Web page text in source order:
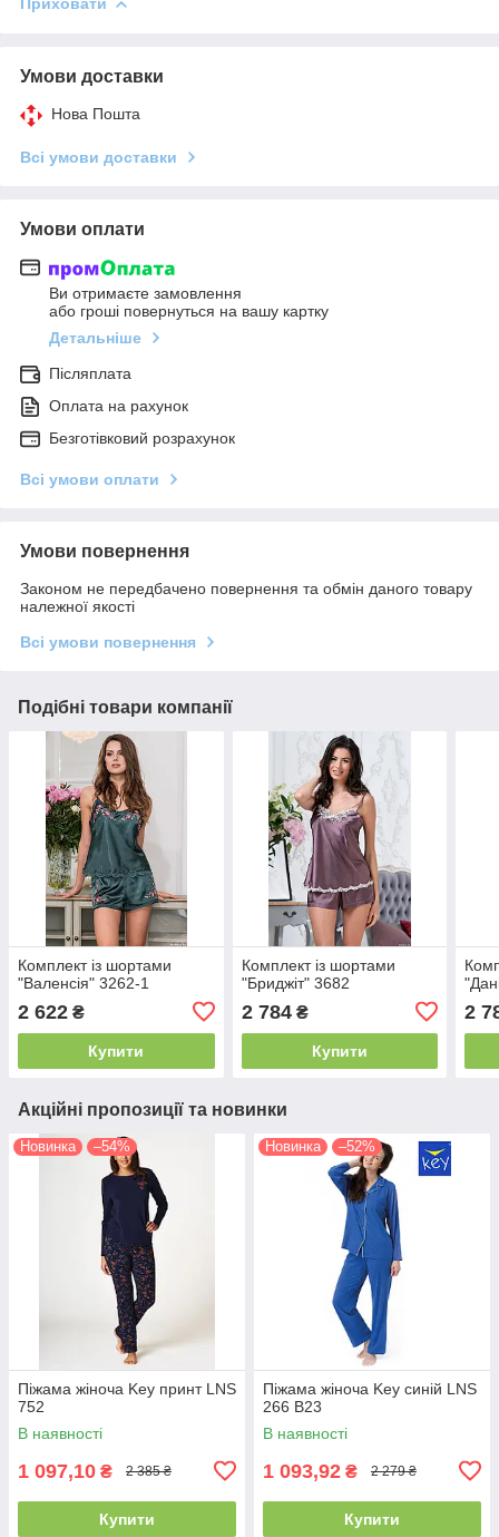
Умови доставки
Нова Пошта
Всі умови доставки
Умови оплати
Ви отримаєте замовлення
або гроші повернуться на вашу картку
Детальніше
Післяплата
Оплата на рахунок
Безготівковий розрахунок
Всі умови оплати
Умови повернення
Законом не передбачено повернення та обмін даного товару
належної якості
Всі умови повернення
Подібні товари компанії
Комплект із шортами
"Валенсія" 3262-1
2 622 ₴
Купити
Комплект із шортами
"Бриджіт" 3682
2 784₴
Купити
2
Акційні пропозиції та новинки
Новинка –54%
Піжама жіноча Key принт LNS
752
В наявності
1 097,10 ₴ 2 385 ₴
Купити
Новинка –52%
Піжама жіноча Key синій LNS
266 B23
В наявності
1 093,92 ₴ 2 279 ₴
Купити